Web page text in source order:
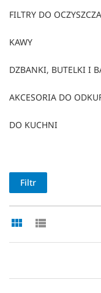
FILTRY DO
KAWY
DZBANKI, BUTELKI I
AKCESORIA DO
DO KUCHNI
Filtr